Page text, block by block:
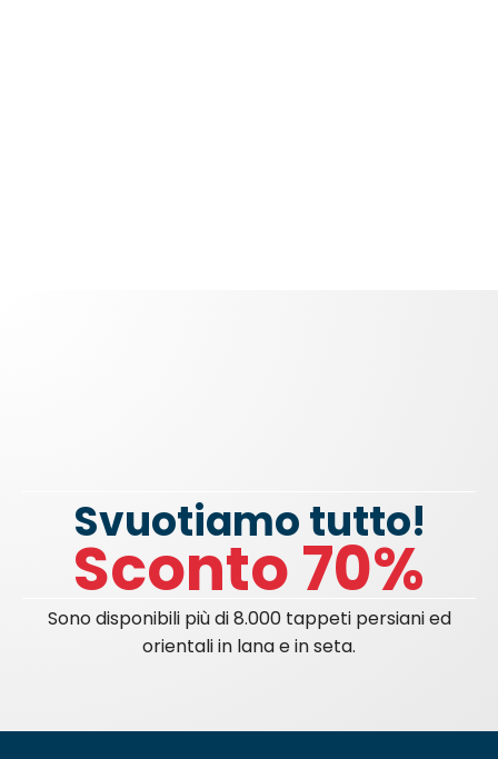
Svuotiamo tutto!
Sconto 70%
Sono disponibili più di 8.000 tappeti persiani ed
orientali in lana e in seta.